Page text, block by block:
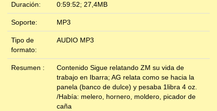
Duración: 0:59:52; 27,4MB
Soporte: MP3
Tipo de
formato:
AUDIO MP3
Resumen :
Contenido Sigue relatando ZM su vida de
trabajo en Ibarra; AG relata como se hacia la
panela (banco de dulce) y pesaba 1libra 4 oz.
/Había: melero, hornero, moldero, picador de
caña